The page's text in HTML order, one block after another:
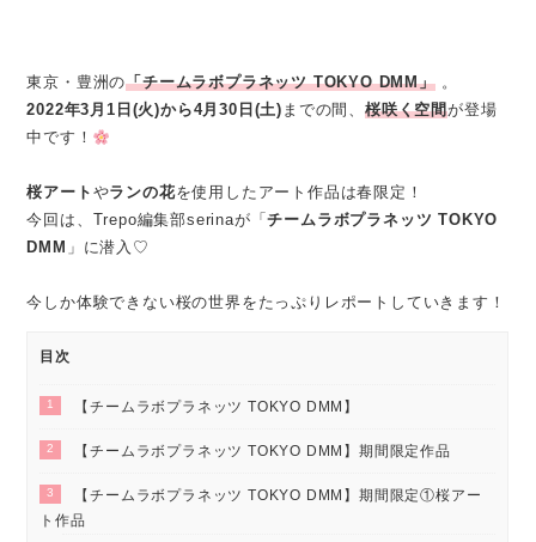
東京・豊洲の「チームラボプラネッツ TOKYO DMM」。
2022年3月1日(火)から4月30日(土) までの間、 桜咲く空間が登場
中です！
桜アート やランの花を使用したアート作品は春限定！
今回は、Trepo編集部serinaが「チームラボプラネッツ TOKYO
DMM 」に潜入♡
今しか体験できない桜の世界をたっぷりレポートしていきます！
目次
1 【チームラボプラネッツ TOKYO DMM】
2 【チームラボプラネッツ TOKYO DMM】期間限定作品
3
【チームラボプラネッツ TOKYO DMM】期間限定①桜アー
ト作品